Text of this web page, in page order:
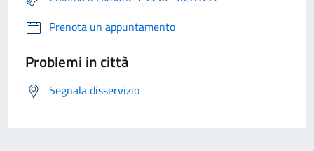
Prenota un appuntamento
Problemi in città
Segnala disservizio